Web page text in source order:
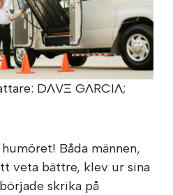
DΛVΞ GΛRCIΛ;
Båda männen,
veta bättre, klev ur sina
skrika på